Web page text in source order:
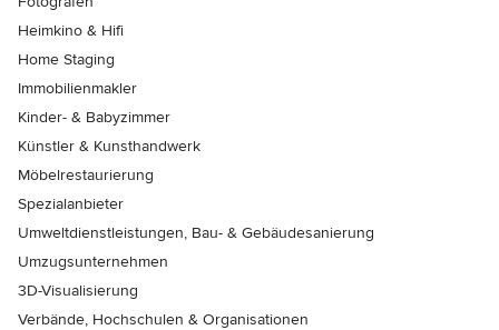
Heimkino & Hifi
Home Staging
Immobilienmakler
Kinder- & Babyzimmer
Künstler & Kunsthandwerk
Möbelrestaurierung
Spezialanbieter
Umweltdienstleistungen, Bau- & Gebäudesanierung
Umzugsunternehmen
3D-Visualisierung
Verbände, Hochschulen & Organisationen